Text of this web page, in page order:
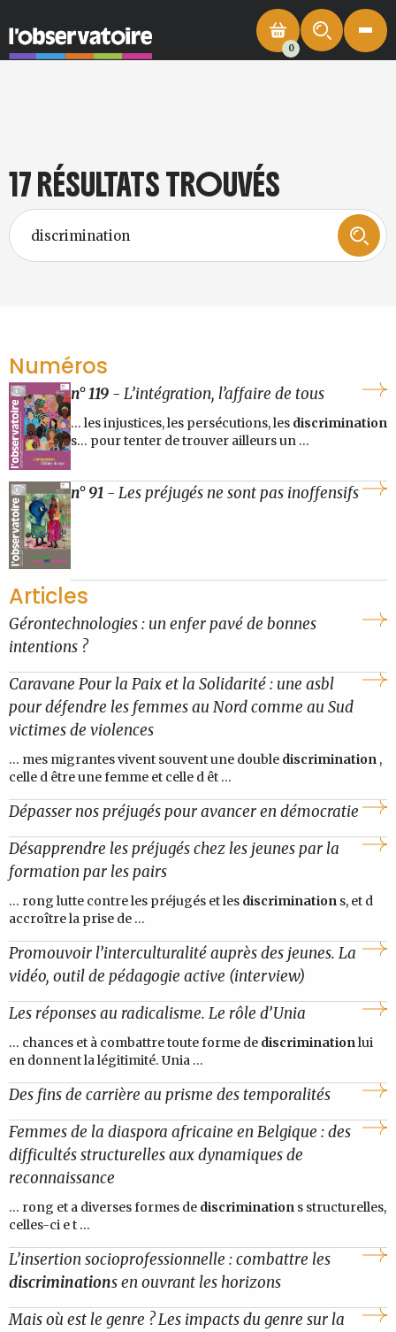
0
17 RÉSULTATS TROUVÉS
Numéros
n° 119 - L’intégration, l’affaire de tous
... les injustices, les persécutions, les discrimination
s... pour tenter de trouver ailleurs un ...
n° 91 - Les préjugés ne sont pas inoffensifs
Articles
Gérontechnologies : un enfer pavé de bonnes
intentions ?
Caravane Pour la Paix et la Solidarité : une asbl
pour défendre les femmes au Nord comme au Sud
victimes de violences
... mes migrantes vivent souvent une double discrimination ,
celle d être une femme et celle d êt ...
Dépasser nos préjugés pour avancer en démocratie
Désapprendre les préjugés chez les jeunes par la
formation par les pairs
... rong lutte contre les préjugés et les discrimination s, et d
accroître la prise de ...
Promouvoir l’interculturalité auprès des jeunes. La
vidéo, outil de pédagogie active (interview)
Les réponses au radicalisme. Le rôle d’Unia
... chances et à combattre toute forme de discriminationlui
en donnent la légitimité. Unia ...
Des fins de carrière au prisme des temporalités
Femmes de la diaspora africaine en Belgique : des
difficultés structurelles aux dynamiques de
reconnaissance
... rong et a diverses formes de discrimination s structurelles,
celles-ci e t ...
L’insertion socioprofessionnelle : combattre les
discriminations en ouvrant les horizons
Mais où est le genre ? Les impacts du genre sur la